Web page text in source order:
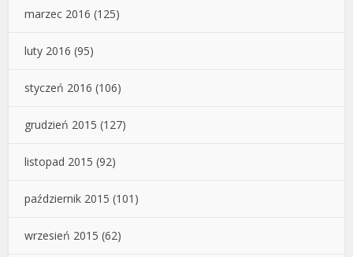
marzec 2016 (125)
luty 2016 (95)
styczeń 2016 (106)
grudzień 2015 (127)
listopad 2015 (92)
październik 2015 (101)
wrzesień 2015 (62)